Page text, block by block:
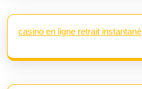
casino en ligne retrait instantané